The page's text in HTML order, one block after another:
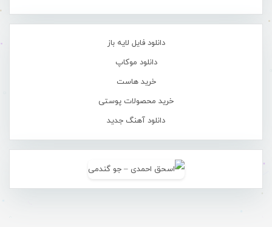
دانلود فایل لایه باز
دانلود موکاپ
خرید هاست
خرید محصولات پوستی
دانلود آهنگ جدید